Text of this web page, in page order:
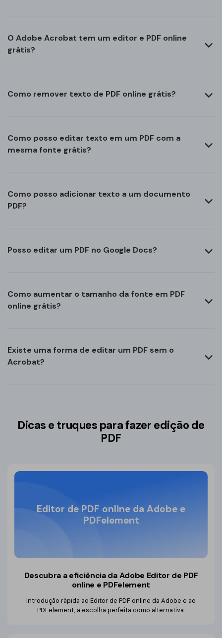
O Adobe Acrobat tem um editor e PDF online
grátis?
Como remover texto de PDF online grátis?
Como posso editar texto em um PDF com a
mesma fonte grátis?
Como posso adicionar texto a um documento
PDF?
Posso editar um PDF no Google Docs?
Como aumentar o tamanho da fonte em PDF
online grátis?
Existe uma forma de editar um PDF sem o
Acrobat?
Dicas e truques para fazer edição de
PDF
Editor de PDF online da Adobe e
PDFelement
Descubra a eficiência da Adobe Editor de PDF
online e PDFelement
Introdução rápida ao Editor de PDF online da Adobe e ao
PDFelement, a escolha perfeita como alternativa.